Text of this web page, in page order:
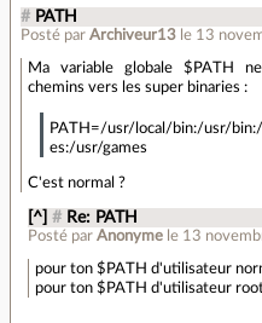
# PATH
Posté par Archiveur13 le 13
Ma variable globale $PATH
chemins vers les super binaries :
PATH=/usr/local/bin:/usr/
es:/usr/games
C'est normal ?
[^] # Re: PATH
Posté parAnonyme le 13
pour ton $PATH d'utilisateur
pour ton $PATH d'utilisateur